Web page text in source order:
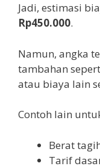
Jadi, estimasi
Rp450.000.
Namun, angka
tambahan
atau biaya lain
Contoh lain
Berat
Tarif